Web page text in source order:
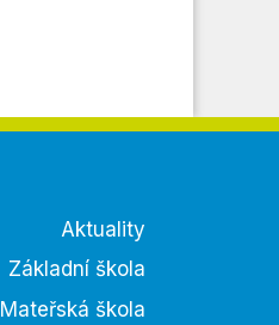
Aktuality
Základní škola
Mateřská škola